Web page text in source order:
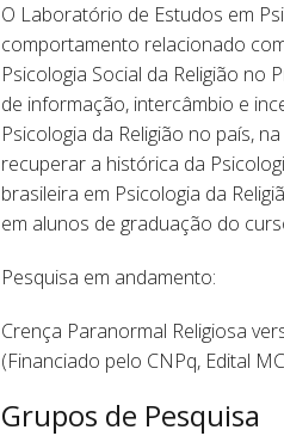
O Laboratório de Estudos em
comportamento relacionado
Psicologia Social da Religião no
de informação, intercâmbio e
Psicologia da Religião no país,
recuperar a histórica da
brasileira em Psicologia da
em alunos de graduação do
Pesquisa em andamento:
Crença Paranormal Religiosa
(Financiado pelo CNPq, Edital
Grupos de Pesquisa